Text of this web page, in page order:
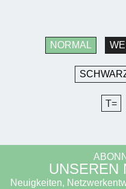
NORMAL
T=
UNSEREN
Neuigkeiten,